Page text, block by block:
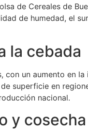
de Cereales de
de humedad, el
la cebada
un aumento en
superficie en
nacional.
y